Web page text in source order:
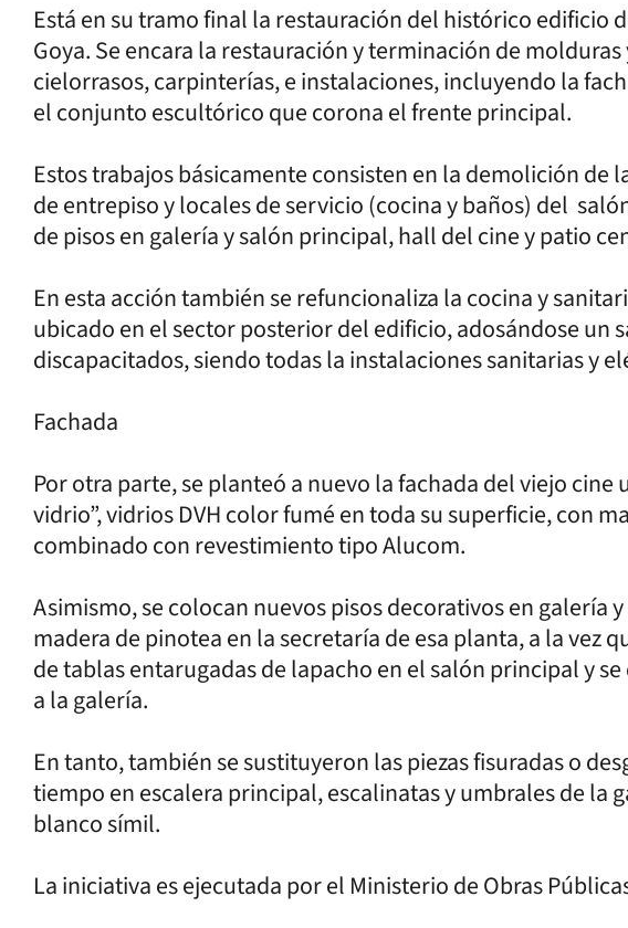
Está en su tramo final la restauración del histórico edificio
Goya. Se encara la restauración y terminación de
cielorrasos, carpinterías, e instalaciones, incluyendo la
el conjunto escultórico que corona el frente principal.
Estos trabajos básicamente consisten en la demolición de
de entrepiso y locales de servicio (cocina y baños) del
de pisos en galería y salón principal, hall del cine y patio
En esta acción también se refuncionaliza la cocina y
ubicado en el sector posterior del edificio, adosándose un
discapacitados, siendo todas la instalaciones sanitarias y
Fachada
Por otra parte, se planteó a nuevo la fachada del viejo cine
vidrio”, vidrios DVH color fumé en toda su superficie, con
combinado con revestimiento tipo Alucom.
Asimismo, se colocan nuevos pisos decorativos en galería
madera de pinotea en la secretaría de esa planta, a la vez
de tablas entarugadas de lapacho en el salón principal y
a la galería.
En tanto, también se sustituyeron las piezas fisuradas o
tiempo en escalera principal, escalinatas y umbrales de la
blanco símil.
La iniciativa es ejecutada por el Ministerio de Obras